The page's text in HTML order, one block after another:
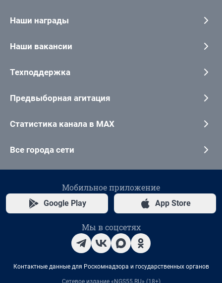
Наши награды
Наши вакансии
Техподдержка
Предвыборная агитация
Статистика канала в MAX
Все города сети
Мобильное приложение
Google Play App Store
Мы в соцсетях
Контактные данные для Роскомнадзора и государственных органов
Сетевое издание «NGS55.RU» (18+)